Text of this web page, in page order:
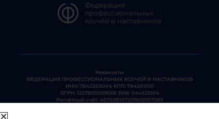
Реквизиты
ФЕДЕРАЦИЯ ПРОФЕССИОНАЛЬНЫХ КОУЧЕЙ И НАСТАВНИКОВ
ИНН: 7842203004 КПП: 784201001
ОГРН: 1227800059068 БИК: 044525104
Расчётный счёт: 40703810720000007585